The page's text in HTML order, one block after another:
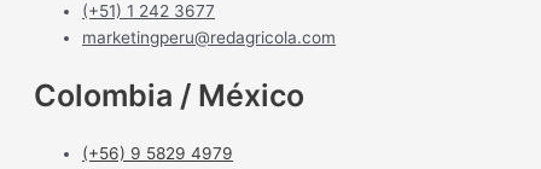
(+51) 1 242 3677
marketingperu@redagricola.com
Colombia / México
(+56) 9 5829 4979